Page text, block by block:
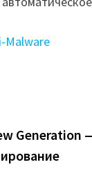
Malware
Generation